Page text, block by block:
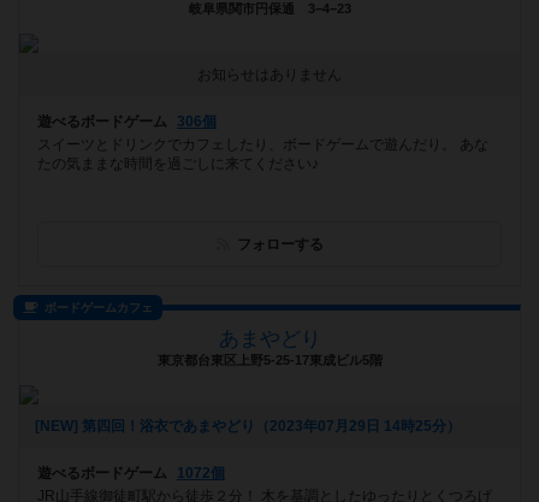
岐阜県関市円保通 3−4−23
お知らせはありません
遊べるボードゲーム
306個
スイーツとドリンクでカフェしたり、ボードゲームで遊んだり。 あな
たの気ままな時間を過ごしに来てください♪
フォローする
ボードゲームカフェ
あまやどり
東京都台東区上野5-25-17東成ビル5階
[NEW] 第四回！浴衣であまやどり（2023年07月29日 14時25分）
遊べるボードゲーム
1072個
JR山手線御徒町駅から徒歩２分！ 木を基調としたゆったりとくつろげ